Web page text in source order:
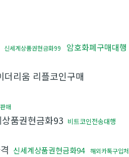
신세계상품권현금화99 암호화폐구매대행
더리움 리플코인구매
매
품권현금화93 비트코인전송대행
신세계상품권현금화94 해외카톡구입처